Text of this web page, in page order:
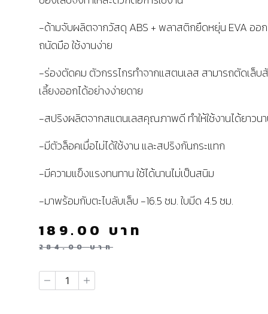
-ด้ามจับผลิตจากวัสดุ ABS + พลาสติกยืดหยุ่น EVA ออ
ถนัดมือ ใช้งานง่าย
-ร่องตัดคม ตัวกรรไกรทำจากแสตนเลส สามารถตัดเล็บ
เลี้ยงออกได้อย่างง่ายดาย
-สปริงผลิตจากสแตนเลสคุณภาพดี ทำให้ใช้งานได้ยาวน
-มีตัวล็อคเมื่อไม่ได้ใช้งาน และสปริงกันกระแทก
-มีความแข็งแรงทนทาน ใช้ได้นานไม่เป็นสนิม
-มาพร้อมกับตะไบลับเล็บ -16.5 ซม. ใบมีด 4.5 ซม.
284.00บาท
189.00 บาท